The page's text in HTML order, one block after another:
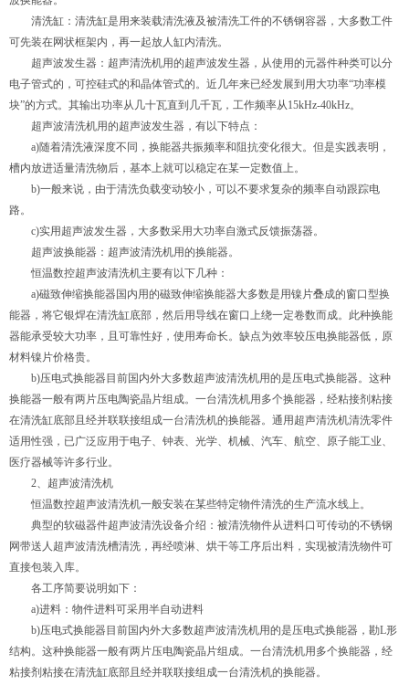
清洗缸：清洗缸是用来装载清洗液及被清洗工件的不锈钢容器，大多数工件
可先装在网状框架内，再一起放人缸内清洗。
超声波发生器：超声清洗机用的超声波发生器，从使用的元器件种类可以分
电子管式的，可控硅式的和晶体管式的。近几年来已经发展到用大功率“功率模
块”的方式。其输出功率从几十瓦直到几千瓦，工作频率从15kHz-40kHz。
超声波清洗机用的超声波发生器，有以下特点：
a)随着清洗液深度不同，换能器共振频率和阻抗变化很大。但是实践表明，
槽内放进适量清洗物后，基本上就可以稳定在某一定数值上。
b)一般来说，由于清洗负载变动较小，可以不要求复杂的频率自动跟踪电
路。
c)实用超声波发生器，大多数采用大功率自激式反馈振荡器。
超声波换能器：超声波清洗机用的换能器。
恒温数控超声波清洗机主要有以下几种：
a)磁致伸缩换能器国内用的磁致伸缩换能器大多数是用镍片叠成的窗口型换
能器，将它银焊在清洗缸底部，然后用导线在窗口上绕一定卷数而成。此种换能
器能承受较大功率，且可靠性好，使用寿命长。缺点为效率较压电换能器低，原
材料镍片价格贵。
b)压电式换能器目前国内外大多数超声波清洗机用的是压电式换能器。这种
换能器一般有两片压电陶瓷晶片组成。一台清洗机用多个换能器，经粘接剂粘接
在清洗缸底部且经并联联接组成一台清洗机的换能器。通用超声清洗机清洗零件
适用性强，已广泛应用于电子、钟表、光学、机械、汽车、航空、原子能工业、
医疗器械等许多行业。
2、超声波清洗机
恒温数控超声波清洗机一般安装在某些特定物件清洗的生产流水线上。
典型的软磁器件超声波清洗设备介绍：被清洗物件从进料口可传动的不锈钢
网带送人超声波清洗槽清洗，再经喷淋、烘干等工序后出料，实现被清洗物件可
直接包装入库。
各工序简要说明如下：
a)进料：物件进料可采用半自动进料
b)压电式换能器目前国内外大多数超声波清洗机用的是压电式换能器，勘L形
结构。这种换能器一般有两片压电陶瓷晶片组成。一台清洗机用多个换能器，经
粘接剂粘接在清洗缸底部且经并联联接组成一台清洗机的换能器。